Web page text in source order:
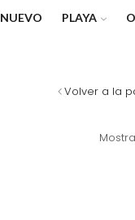
NUEVO PLAYA
Volver a la